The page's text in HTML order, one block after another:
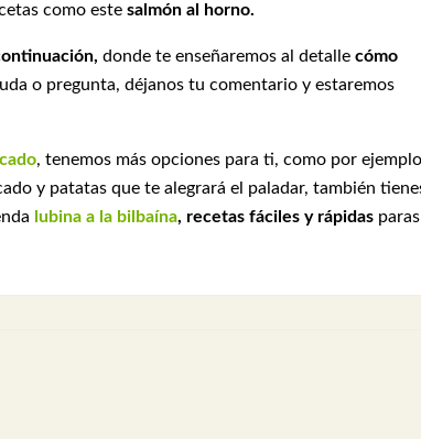
como este salmón al horno.
donde te enseñaremos al detalle cómo
o pregunta, déjanos tu comentario y estaremos
, tenemos más opciones para ti, como por ejemplo
y patatas que te alegrará el paladar, también
lubina a la bilbaína, recetas fáciles y rápidas paras